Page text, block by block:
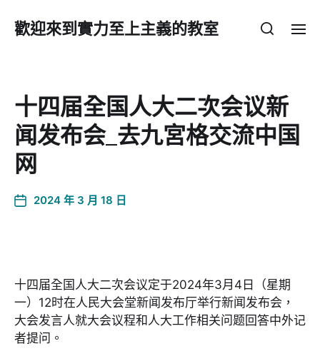
歡迎來到實力至上主義的教室
十四届全国人大二次会议新
闻发布会_去九宮格交流中国
网
2024 年 3 月 18 日
十四届全国人大二次会议定于2024年3月4日（星期
一）12时在人民大会堂新闻发布厅举行新闻发布会，
大会发言人就大会议程和人大工作相关问题回答中外记
者提问。